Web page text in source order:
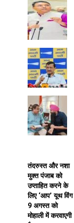
तंदरुस्त और नशा
मुक्त पंजाब को
उप्ताहित करने के
लिए ‘आप’ यूथ विंग
9 अगस्त को
मोहाली में करवाएगी